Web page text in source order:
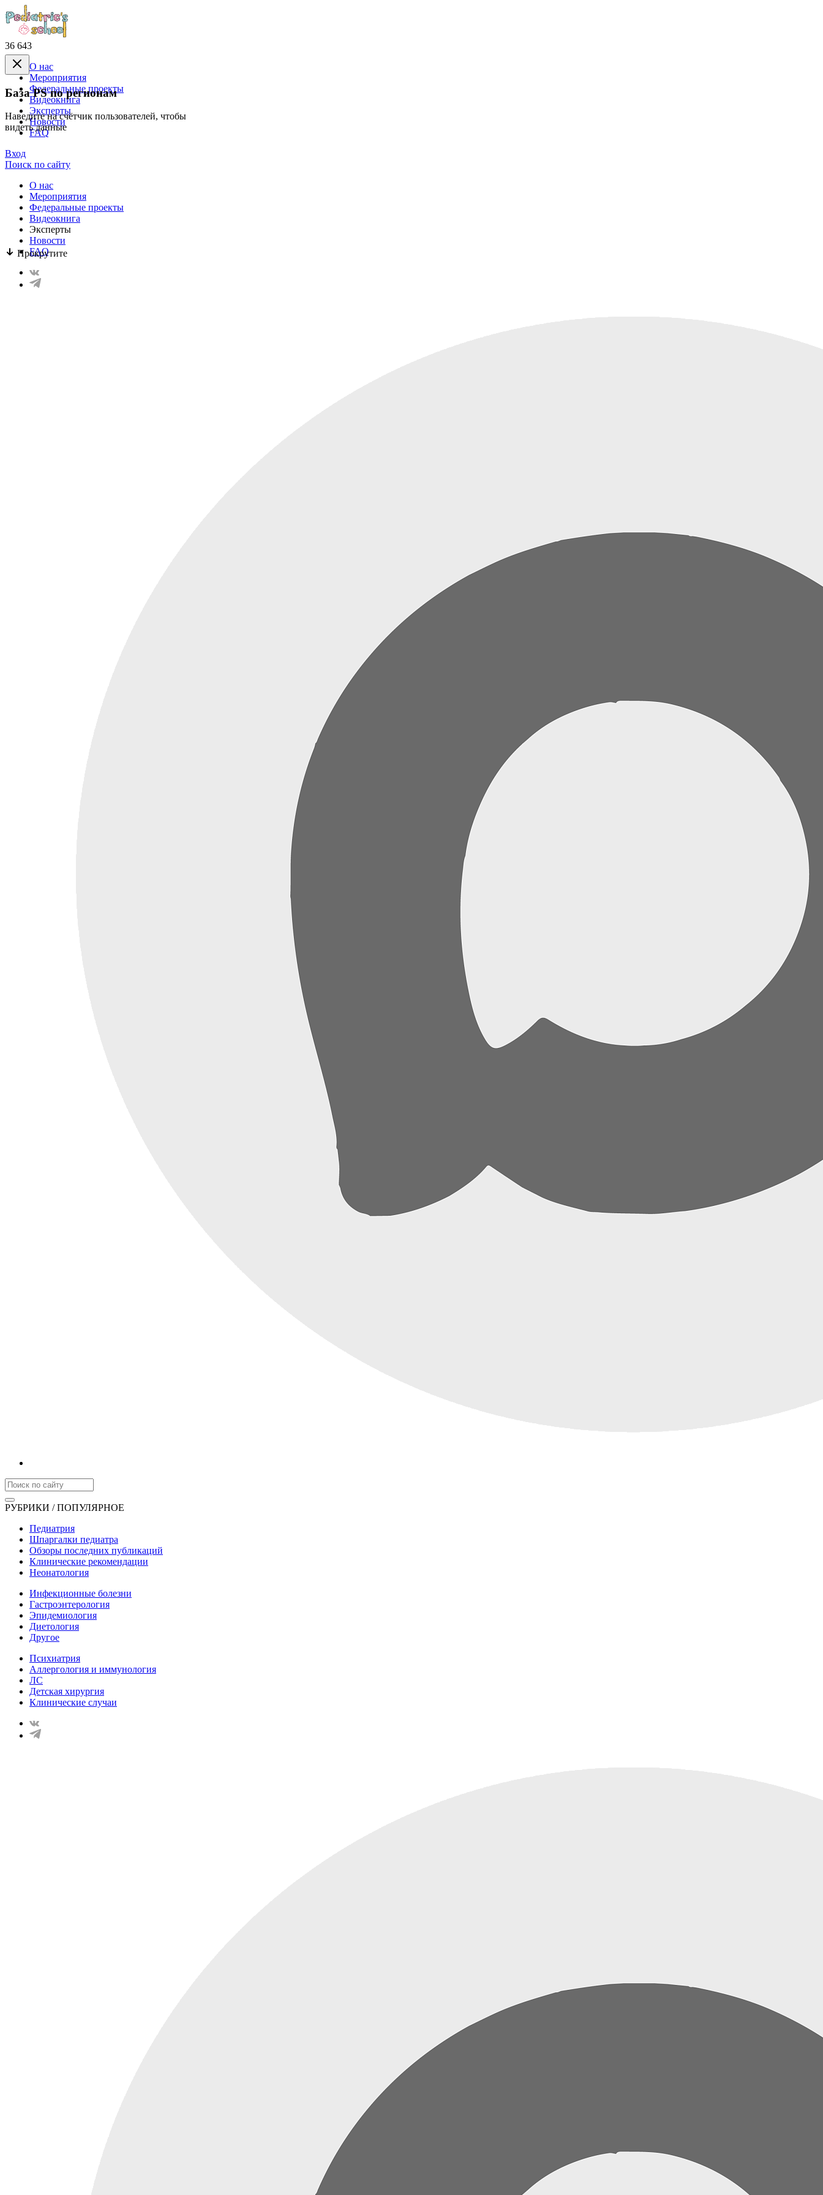
36 643
База PS по регионам
Наведите на счётчик пользователей, чтобы
видеть данные
Прокрутите
О нас
Mероприятия
Федеральные проекты
Видеокнига
Эксперты
Новости
FAQ
Вход
Поиск по сайту
О нас
Mероприятия
Федеральные проекты
Видеокнига
Эксперты
Новости
FAQ
РУБРИКИ / ПОПУЛЯРНОЕ
Педиатрия
Шпаргалки педиатра
Обзоры последних публикаций
Клинические рекомендации
Неонатология
Инфекционные болезни
Гастроэнтерология
Эпидемиология
Диетология
Другое
Психиатрия
Аллергология и иммунология
ЛС
Детская хирургия
Клинические случаи